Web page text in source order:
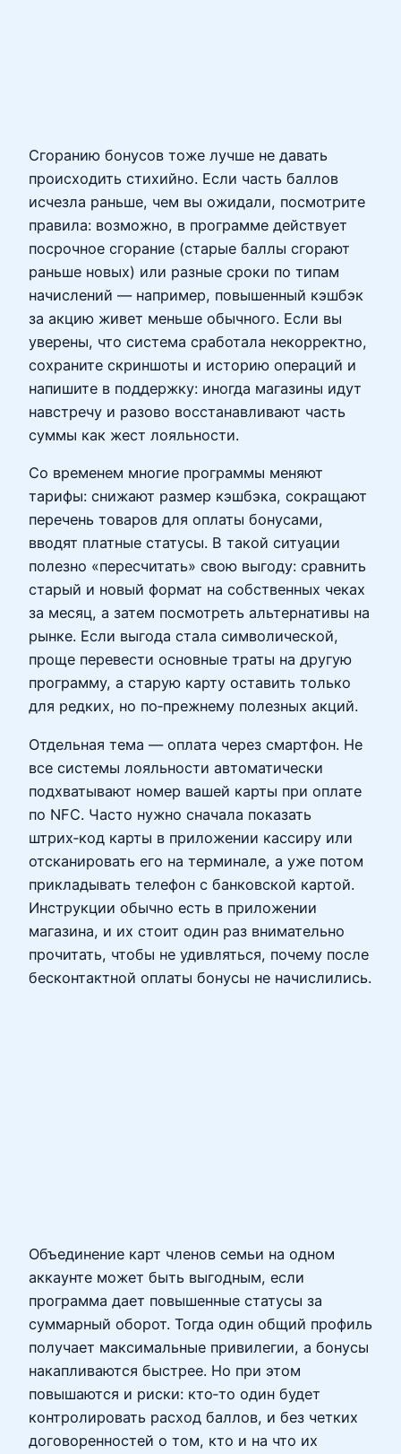
Сгоранию бонусов тоже лучше не давать
происходить стихийно. Если часть баллов
исчезла раньше, чем вы ожидали, посмотрите
правила: возможно, в программе действует
посрочное сгорание (старые баллы сгорают
раньше новых) или разные сроки по типам
начислений — например, повышенный кэшбэк
за акцию живет меньше обычного. Если вы
уверены, что система сработала некорректно,
сохраните скриншоты и историю операций и
напишите в поддержку: иногда магазины идут
навстречу и разово восстанавливают часть
суммы как жест лояльности.
Со временем многие программы меняют
тарифы: снижают размер кэшбэка, сокращают
перечень товаров для оплаты бонусами,
вводят платные статусы. В такой ситуации
полезно «пересчитать» свою выгоду: сравнить
старый и новый формат на собственных чеках
за месяц, а затем посмотреть альтернативы на
рынке. Если выгода стала символической,
проще перевести основные траты на другую
программу, а старую карту оставить только
для редких, но по‑прежнему полезных акций.
Отдельная тема — оплата через смартфон. Не
все системы лояльности автоматически
подхватывают номер вашей карты при оплате
по NFC. Часто нужно сначала показать
штрих‑код карты в приложении кассиру или
отсканировать его на терминале, а уже потом
прикладывать телефон с банковской картой.
Инструкции обычно есть в приложении
магазина, и их стоит один раз внимательно
прочитать, чтобы не удивляться, почему после
бесконтактной оплаты бонусы не начислились.
Объединение карт членов семьи на одном
аккаунте может быть выгодным, если
программа дает повышенные статусы за
суммарный оборот. Тогда один общий профиль
получает максимальные привилегии, а бонусы
накапливаются быстрее. Но при этом
повышаются и риски: кто‑то один будет
контролировать расход баллов, и без четких
договоренностей о том, кто и на что их